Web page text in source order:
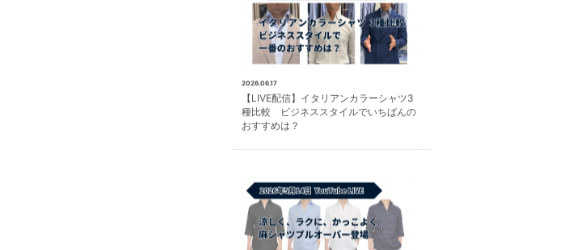
2026.06.17
【LIVE配信】イタリアンカラーシャツ3
種比較 ビジネススタイルでいちばんの
おすすめは？